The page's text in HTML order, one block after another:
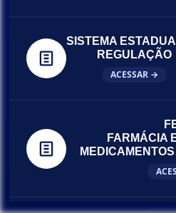
SISTEMA
REGULAÇÃO
ACESSAR →
FARMÁCIA